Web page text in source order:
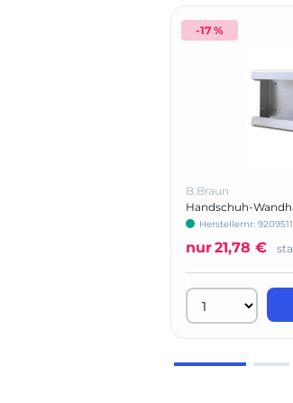
-17 %
B.Braun
Handschuh-
Herstellernr: 9209511
nur21,78 €